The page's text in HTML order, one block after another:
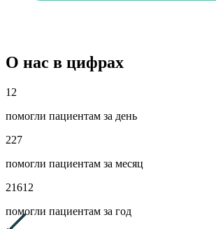
О нас в цифрах
12
помогли пациентам за день
227
помогли пациентам за месяц
21612
помогли пациентам за год